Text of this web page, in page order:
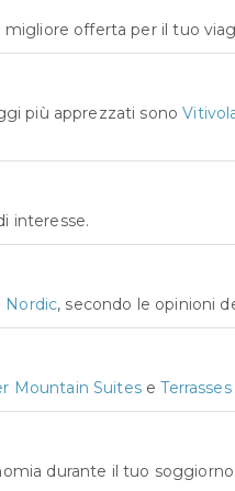
offerta per il tuo
più apprezzati sono
interesse.
Nordic, secondo le opinioni
Mountain Suitese
durante il tuo soggiorno.